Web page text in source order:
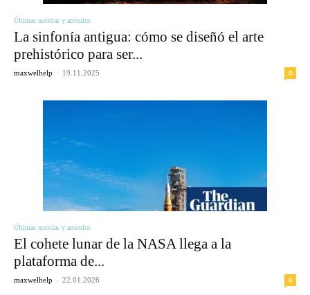
Últimas noticias y artículos
La sinfonía antigua: cómo se diseñó el arte
prehistórico para ser...
maxwelhelp - 19.11.2025 0
Últimas noticias y artículos
El cohete lunar de la NASA llega a la
plataforma de...
maxwelhelp - 22.01.2026 0